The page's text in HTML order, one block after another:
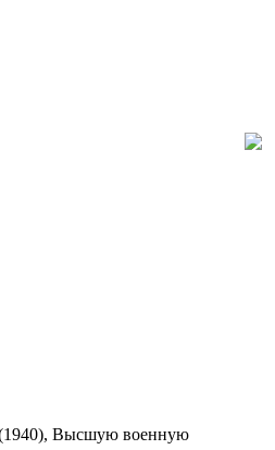
Высшую военную